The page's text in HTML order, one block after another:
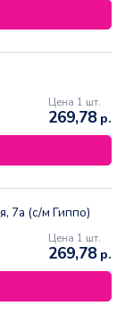
Цена 1 шт.
269,78р.
7а (с/м Гиппо)
Цена 1 шт.
269,78р.